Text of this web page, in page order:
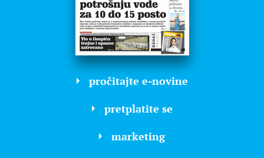
pročitajte e-novine
pretplatite se
marketing